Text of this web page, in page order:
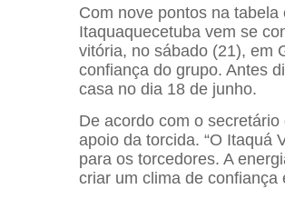
Com nove pontos na
Itaquaquecetuba vem se
vitória, no sábado (21), em
confiança do grupo. Antes
casa no dia 18 de junho.
De acordo com o
apoio da torcida. “O Itaquá
para os torcedores. A
criar um clima de confiança